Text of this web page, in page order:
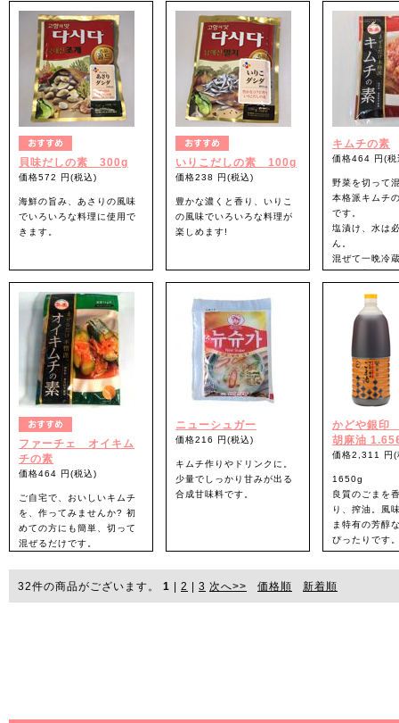
てくれます。
貝味だしの素 300g
価格572 円(税込)
海鮮の旨み、あさりの風味
でいろいろな料理に使用で
きます。
いりこだしの素 100g
価格238 円(税込)
豊かな濃くと香り、いりこ
の風味でいろいろな料理が
楽しめます!
キムチの素
価格464 円(税
野菜を切って
本格派キムチ
です。
塩漬け、水は
ん。
混ぜて一晩冷
たら、美味し
ファーチェ オイキム
チの素
価格464 円(税込)
ご自宅で、おいしいキムチ
を、作ってみませんか? 初
めての方にも簡単、切って
混ぜるだけです。
ニューシュガー
価格216 円(税込)
キムチ作りやドリンクに。
少量でしっかり甘みが出る
合成甘味料です。
かどや銀
胡麻油
価格2,311 円(
1650g
良質のごまを
り、搾油。風
ま特有の芳醇
ぴったりです
ポリボトル。
32件の商品がございます。 1 | 2 | 3 次へ>> 価格順 新着順